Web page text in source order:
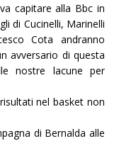
capitare alla Bbc in
di Cucinelli, Marinelli
Cota andranno
avversario di questa
nostre lacune per
nel basket non
di Bernalda alle